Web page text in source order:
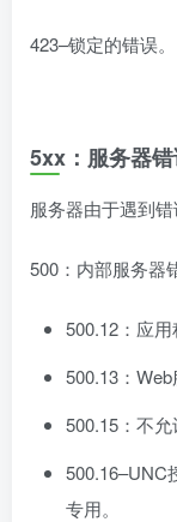
423–锁定的错误。
5xx：服务器
服务器由于遇到错
500：内部服务器
500.12：应用
500.13：Web
500.15：不允
500.16–UNC
专用。